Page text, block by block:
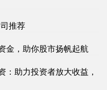
更高的风险。对于新手来说，
入资金，以放大投资本金，
全国股票配资服务已成为众
推荐
金，助你股市扬帆起航
：助力投资者放大收益，